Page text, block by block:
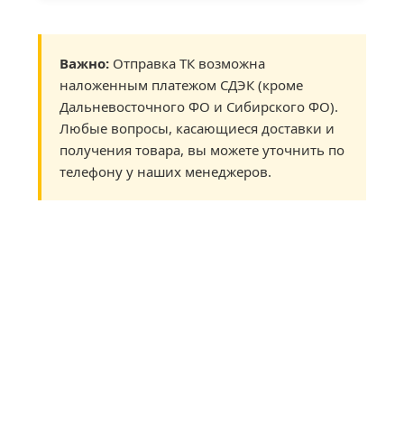
Важно: Отправка ТК возможна
наложенным платежом СДЭК (кроме
Дальневосточного ФО и Сибирского ФО).
Любые вопросы, касающиеся доставки и
получения товара, вы можете уточнить по
телефону у наших менеджеров.